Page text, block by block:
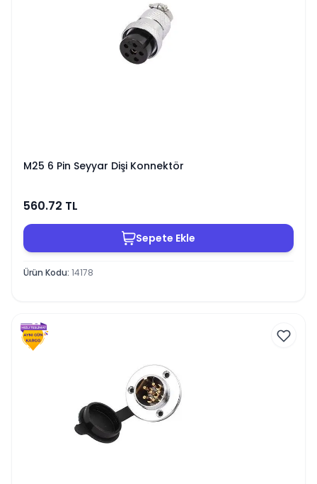
M25 6 Pin Seyyar Dişi Konnektör
560.72 TL
Sepete Ekle
Ürün Kodu: 14178